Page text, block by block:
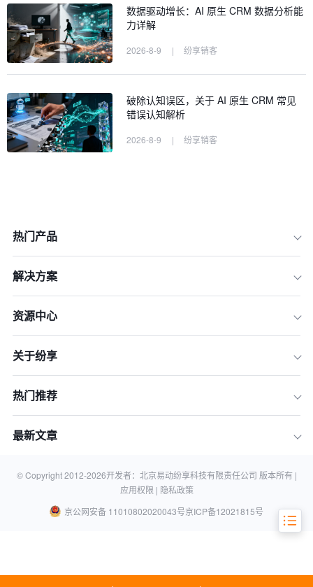
四、物流与供应链管理
数据驱动增长：AI 原生 CRM 数据分析能
力详解
2026-8-9 | 纷享销客
破除认知误区，关于 AI 原生 CRM 常见
错误认知解析
2026-8-9 | 纷享销客
热门产品
解决方案
资源中心
关于纷享
热门推荐
最新文章
© Copyright 2012-2026开发者：北京易动纷享科技有限责任公司 版本所有 |
应用权限 | 隐私政策
京公网安备 11010802020043号京ICP备12021815号